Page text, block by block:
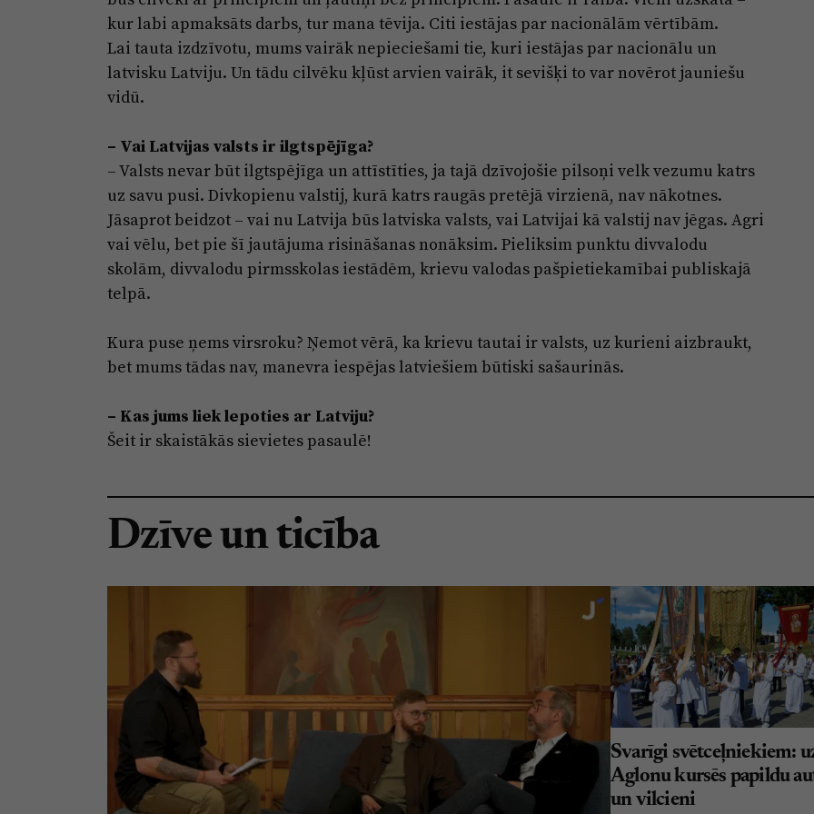
kur labi apmaksāts darbs, tur mana tēvija. Citi iestājas par nacionālām vērtībām.
Lai tauta izdzīvotu, mums vairāk nepieciešami tie, kuri iestājas par nacionālu un
latvisku Latviju. Un tādu cilvēku kļūst arvien vairāk, it sevišķi to var novērot jauniešu
vidū.
– Vai Latvijas valsts ir ilgtspējīga?
– Valsts nevar būt ilgtspējīga un attīstīties, ja tajā dzīvojošie pilsoņi velk vezumu katrs
uz savu pusi. Divkopienu valstij, kurā katrs raugās pretējā virzienā, nav nākotnes.
Jāsaprot beidzot – vai nu Latvija būs latviska valsts, vai Latvijai kā valstij nav jēgas. Agri
vai vēlu, bet pie šī jautājuma risināšanas nonāksim. Pieliksim punktu divvalodu
skolām, divvalodu pirmsskolas iestādēm, krievu valodas pašpietiekamībai publiskajā
telpā.
Kura puse ņems virsroku? Ņemot vērā, ka krievu tautai ir valsts, uz kurieni aizbraukt,
bet mums tādas nav, manevra iespējas latviešiem būtiski sašaurinās.
– Kas jums liek lepoties ar Latviju?
Šeit ir skaistākās sievietes pasaulē!
Dzīve un ticība
Svarīgi svētceļniekiem:
Aglonu kursēs papildu
un vilcieni